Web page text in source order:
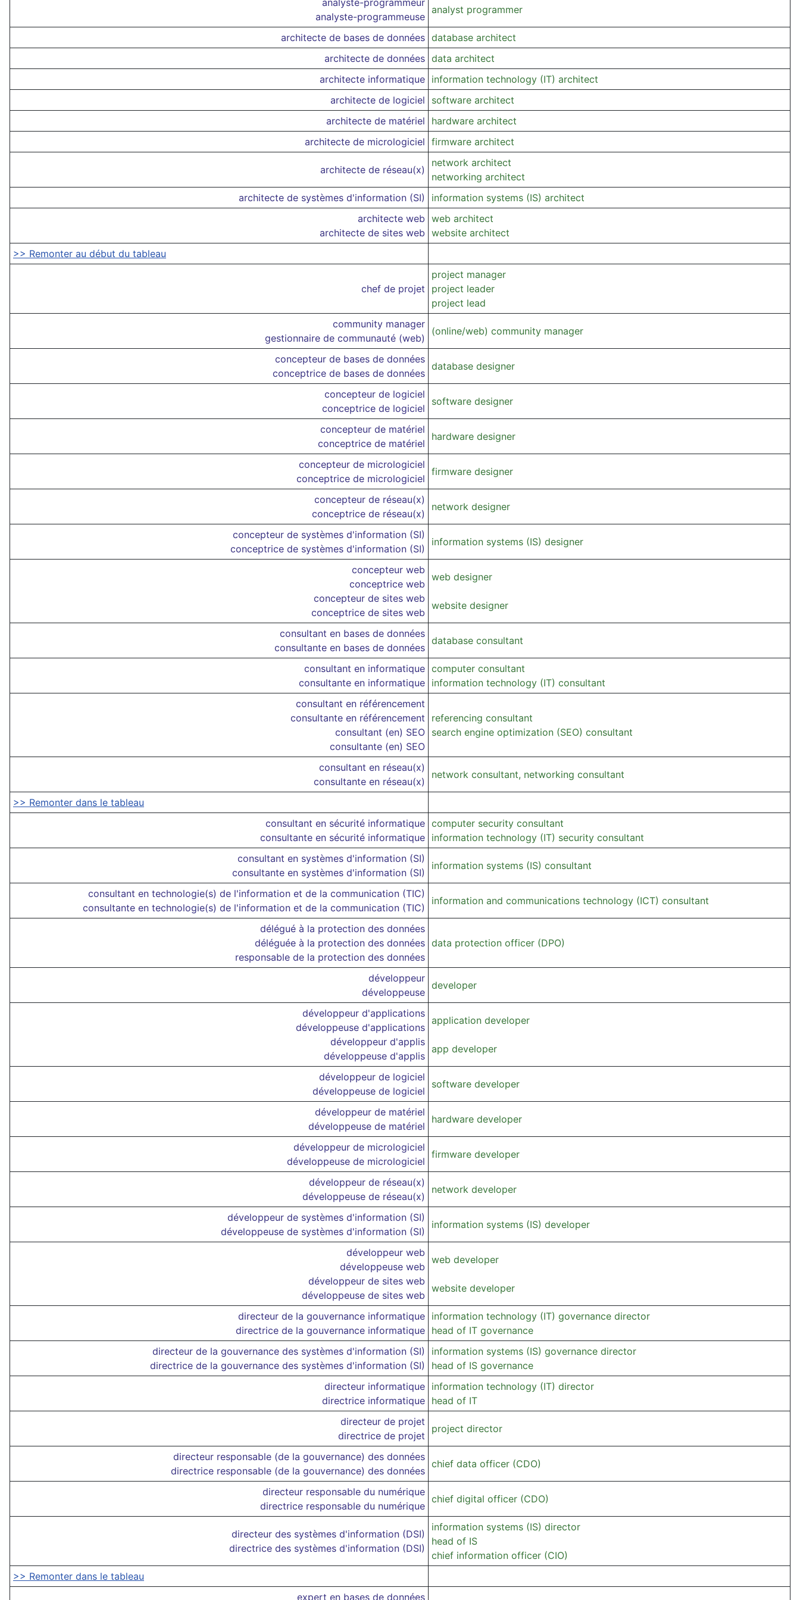
analyste-programmeur
analyste-programmeuse
analyst programmer
architecte de bases de données database architect
architecte de données data architect
architecte informatique information technology (IT) architect
architecte de logiciel
software architect
architecte de matériel
hardware architect
architecte de micrologiciel firmware architect
architecte de réseau(x)
network architect
networking architect
architecte de systèmes d'information (SI)
information systems (IS) architect
architecte web
architecte de sites web
web architect
website architect
>> Remonter au début du tableau
chef de projet
project manager
project leader
project lead
community manager
gestionnaire de communauté (web)
(online/web) community manager
concepteur de bases de données
conceptrice de bases de données
database designer
concepteur de logiciel
conceptrice de logiciel
software designer
concepteur de matériel
conceptrice de matériel
hardware designer
concepteur de micrologiciel
conceptrice de micrologiciel
firmware designer
concepteur de réseau(x)
conceptrice de réseau(x)
network designer
concepteur de systèmes d'information (SI)
conceptrice de systèmes d'information (SI)
information systems (IS) designer
concepteur web
conceptrice web
concepteur de sites web
conceptrice de sites web
web designer
website designer
consultant en bases de données
consultante en bases de données
database consultant
consultant en informatique
consultante en informatique
computer consultant
information technology (IT) consultant
consultant en référencement
consultante en référencement
consultant (en) SEO
consultante (en) SEO
referencing consultant
search engine optimization (SEO) consultant
consultant en réseau(x)
consultante en réseau(x)
network consultant, networking consultant
>> Remonter dans le tableau
consultant en sécurité informatique
consultante en sécurité informatique
computer security consultant
information technology (IT) security consultant
consultant en systèmes d'information (SI)
consultante en systèmes d'information (SI)
information systems (IS) consultant
consultant en technologie(s) de l'information et de la communication (TIC)
consultante en technologie(s) de l'information et de la communication (TIC)
information and communications technology (ICT) consultant
délégué à la protection des données
déléguée à la protection des données
responsable de la protection des données
data protection officer (DPO)
développeur
développeuse
developer
développeur d'applications
développeuse d'applications
développeur d'applis
développeuse d'applis
application developer
app developer
développeur de logiciel
développeuse de logiciel
software developer
développeur de matériel
développeuse de matériel
hardware developer
développeur de micrologiciel
développeuse de micrologiciel
firmware developer
développeur de réseau(x)
développeuse de réseau(x)
network developer
développeur de systèmes d'information (SI)
développeuse de systèmes d'information (SI)
information systems (IS) developer
développeur web
développeuse web
développeur de sites web
développeuse de sites web
web developer
website developer
directeur de la gouvernance informatique
directrice de la gouvernance informatique
information technology (IT) governance director
head of IT governance
directeur de la gouvernance des systèmes d'information (SI)
directrice de la gouvernance des systèmes d'information (SI)
information systems (IS) governance director
head of IS governance
directeur informatique
directrice informatique
information technology (IT) director
head of IT
directeur de projet
directrice de projet
project director
directeur responsable (de la gouvernance) des données
directrice responsable (de la gouvernance) des données
chief data officer (CDO)
directeur responsable du numérique
directrice responsable du numérique
chief digital officer (CDO)
directeur des systèmes d'information (DSI)
directrice des systèmes d'information (DSI)
information systems (IS) director
head of IS
chief information officer (CIO)
>> Remonter dans le tableau
expert en bases de données